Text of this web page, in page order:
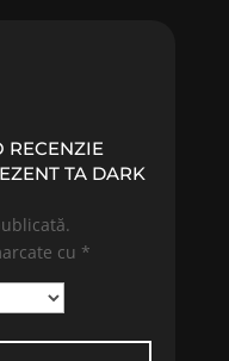
RECENZIE
TA DARK
cu *